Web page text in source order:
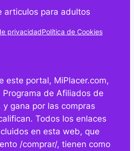
articulos para adultos
privacidadPolítica de Cookies
este portal, MiPlacer.com,
Programa de Afiliados de
y gana por las compras
Todos los enlaces
en esta web, que
/comprar/, tienen como